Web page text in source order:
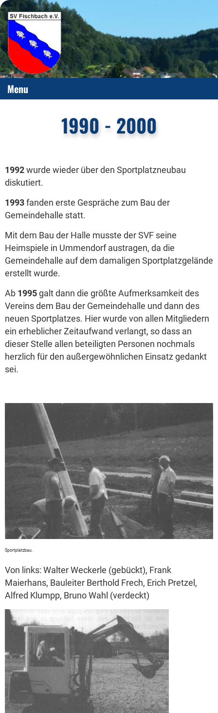
Menu
1990 - 2000
1992 wurde wieder über den Sportplatzneubau
diskutiert.
1993 fanden erste Gespräche zum Bau der
Gemeindehalle statt.
Mit dem Bau der Halle musste der SVF seine
Heimspiele in Ummendorf austragen, da die
Gemeindehalle auf dem damaligen Sportplatzgelände
erstellt wurde.
Ab 1995 galt dann die größte Aufmerksamkeit des
Vereins dem Bau der Gemeindehalle und dann des
neuen Sportplatzes. Hier wurde von allen Mitgliedern
ein erheblicher Zeitaufwand verlangt, so dass an
dieser Stelle allen beteiligten Personen nochmals
herzlich für den außergewöhnlichen Einsatz gedankt
sei.
Sportplatzbau.
Von links: Walter Weckerle (gebückt), Frank
Maierhans, Bauleiter Berthold Frech, Erich Pretzel,
Alfred Klumpp, Bruno Wahl (verdeckt)